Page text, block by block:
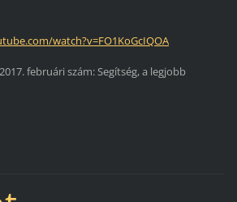
watch?v=FO1KoGcIQOA
februári szám: Segítség, a legjobb